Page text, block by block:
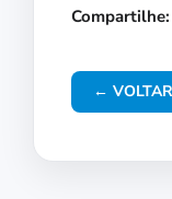
Compartilhe:
←